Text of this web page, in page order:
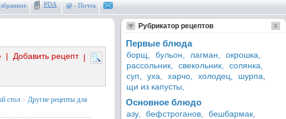
PDA @ - Почта
|
Добавить рецепт
|
стол > Другие рецепты для
Рубрикатор рецептов
Первые блюда
борщ, бульон, лагман,
окрошка,
рассольник,
свекольник,
солянка,
суп,
уха, харчо, холодец,
шурпа,
щи из капусты,
Основное блюдо
азу, бефстроганов,
бешбармак,